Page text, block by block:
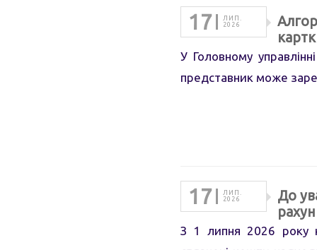
17
ЛИП.
2026
У Головному
представник може
17
ЛИП.
2026
До
З 1 липня 2026 року